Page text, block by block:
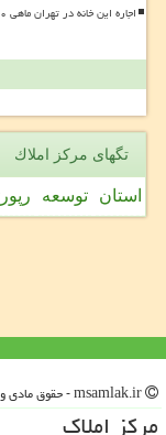
اجاره این خانه در تهران ماهی ۱۲۰ میلیون تومان است
تگهای مركز املاك
استان توسعه
مركز املاك